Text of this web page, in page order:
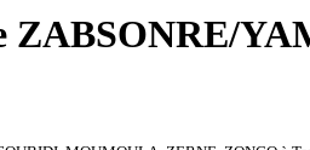
ZABSONRE/